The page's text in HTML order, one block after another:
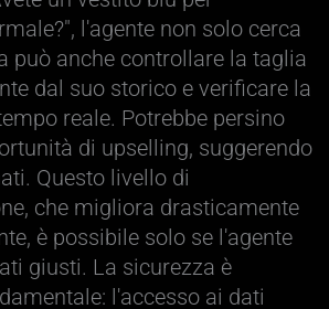
l'agente non solo cerca
può anche controllare la taglia
dal suo storico e verificare la
reale. Potrebbe persino
di upselling, suggerendo
Questo livello di
che migliora drasticamente
è possibile solo se l'agente
giusti. La sicurezza è
l'accesso ai dati